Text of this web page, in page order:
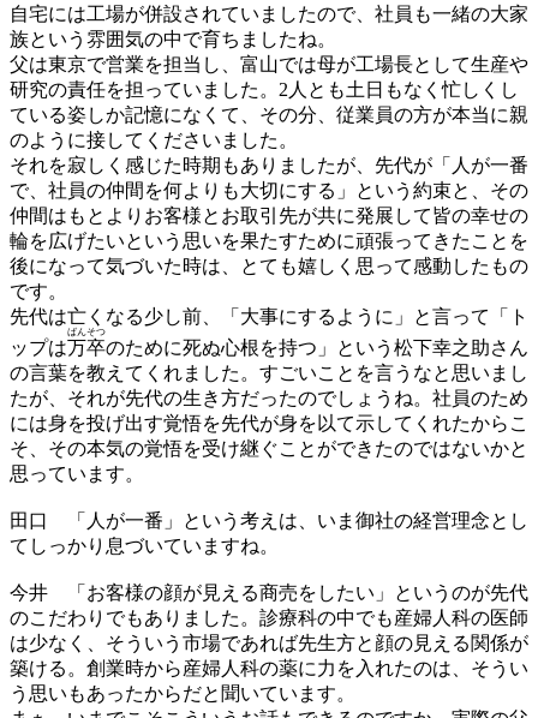
自宅には工場が併設されていましたので、社員も一緒の大家
族という雰囲気の中で育ちましたね。
父は東京で営業を担当し、富山では母が工場長として生産や
研究の責任を担っていました。2人とも土日もなく忙しくし
ている姿しか記憶になくて、その分、従業員の方が本当に親
のように接してくださいました。
それを寂しく感じた時期もありましたが、先代が「人が一番
で、社員の仲間を何よりも大切にする」という約束と、その
仲間はもとよりお客様とお取引先が共に発展して皆の幸せの
輪を広げたいという思いを果たすために頑張ってきたことを
後になって気づいた時は、とても嬉しく思って感動したもの
です。
先代は亡くなる少し前、「大事にするように」と言って「ト
ップは万
ばん
卒
そつ
のために死ぬ心根を持つ」という松下幸之助さん
の言葉を教えてくれました。すごいことを言うなと思いまし
たが、それが先代の生き方だったのでしょうね。社員のため
には身を投げ出す覚悟を先代が身を以て示してくれたからこ
そ、その本気の覚悟を受け継ぐことができたのではないかと
思っています。
田口
「人が一番」という考えは、いま御社の経営理念とし
てしっかり息づいていますね。
今井 「お客様の顔が見える商売をしたい」というのが先代
のこだわりでもありました。診療科の中でも産婦人科の医師
は少なく、そういう市場であれば先生方と顔の見える関係が
築ける。創業時から産婦人科の薬に力を入れたのは、そうい
う思いもあったからだと聞いています。